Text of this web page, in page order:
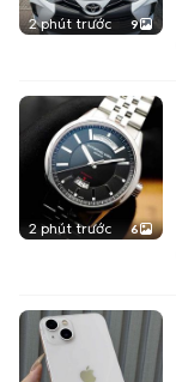
2 phút trước 9
2 phút trước 6